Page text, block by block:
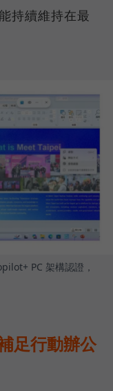
持續維持在最
PC 架構認證，
足行動辦公